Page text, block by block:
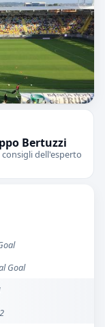
Bertuzzi
dell'esperto
Goal